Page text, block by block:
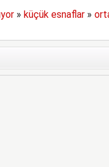
» küçük esnaflar»